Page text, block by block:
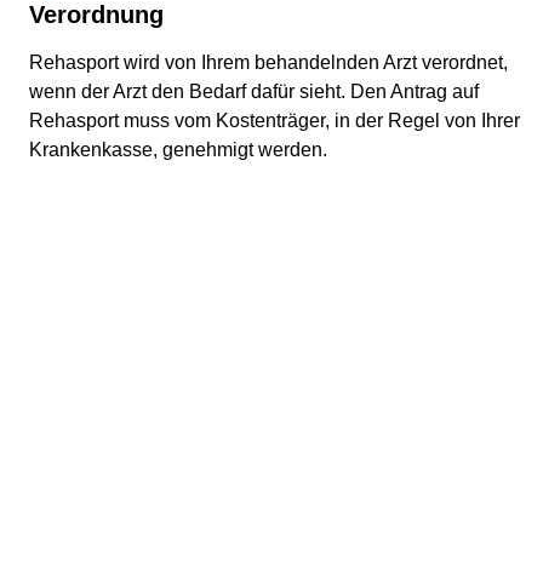
Verordnung
Rehasport wird von Ihrem behandelnden Arzt verordnet,
wenn der Arzt den Bedarf dafür sieht. Den Antrag auf
Rehasport muss vom Kostenträger, in der Regel von Ihrer
Krankenkasse, genehmigt werden.